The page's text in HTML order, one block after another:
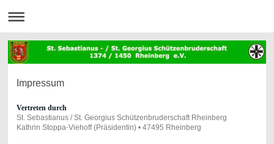
Impressum
Vertreten durch
St. Sebastianus / St. Georgius Schützenbruderschaft Rheinberg
Kathrin Stoppa-Viehoff (Präsidentin) • 47495 Rheinberg